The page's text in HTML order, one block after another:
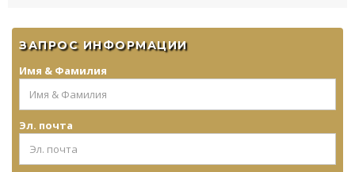
ЗАПРОС ИНФОРМАЦИИ
Имя & Фамилия
Эл. почта